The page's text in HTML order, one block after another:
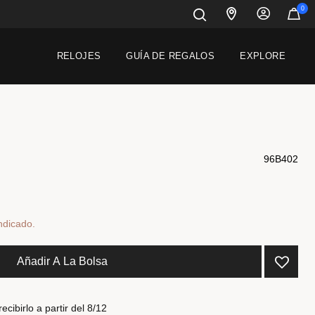
RELOJES GUÍA DE REGALOS EXPLORE
0
96B402
de
Añadir A La Bolsa
a partir del 8/12